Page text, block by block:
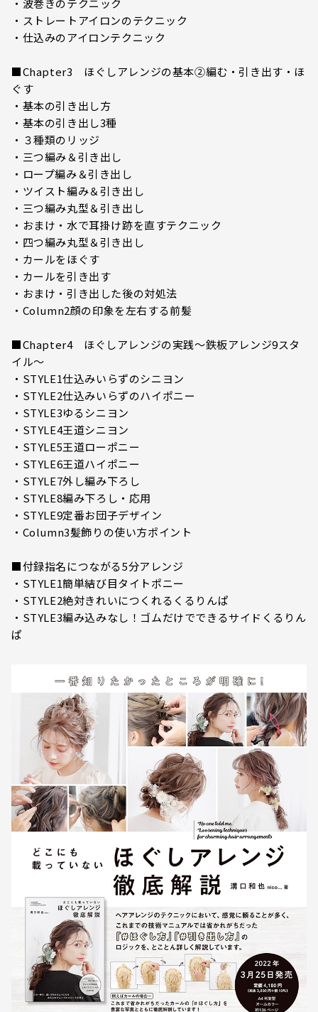
・波巻きのテクニック
・ストレートアイロンのテクニック
・仕込みのアイロンテクニック
■Chapter3 ほぐしアレンジの基本②編む・引き出す・ほ
ぐす
・基本の引き出し方
・基本の引き出し3種
・３種類のリッジ
・三つ編み＆引き出し
・ロープ編み＆引き出し
・ツイスト編み＆引き出し
・三つ編み丸型＆引き出し
・おまけ・水で耳掛け跡を直すテクニック
・四つ編み丸型＆引き出し
・カールをほぐす
・カールを引き出す
・おまけ・引き出した後の対処法
・Column2顔の印象を左右する前髪
■Chapter4 ほぐしアレンジの実践〜鉄板アレンジ9スタ
イル〜
・STYLE1仕込みいらずのシニヨン
・STYLE2仕込みいらずのハイポニー
・STYLE3ゆるシニヨン
・STYLE4王道シニヨン
・STYLE5王道ローポニー
・STYLE6王道ハイポニー
・STYLE7外し編み下ろし
・STYLE8編み下ろし・応用
・STYLE9定番お団子デザイン
・Column3髪飾りの使い方ポイント
■付録指名につながる5分アレンジ
・STYLE1簡単結び目タイトポニー
・STYLE2絶対きれいにつくれるくるりんぱ
・STYLE3編み込みなし！ゴムだけでできるサイドくるりん
ぱ